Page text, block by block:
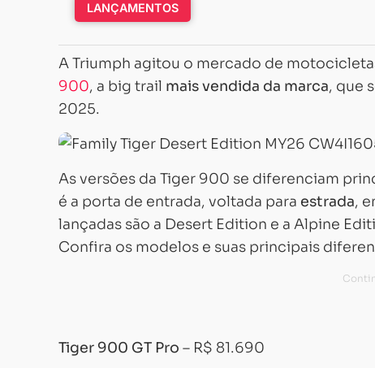
LANÇAMENTOS
A Triumph agitou o mercado de
900, a big trail mais vendida da marca, que
2025.
As versões da Tiger 900 se diferenciam
é a porta de entrada, voltada para estrada,
lançadas são a Desert Edition e a Alpine
Confira os modelos e suas principais
Tiger 900 GT Pro – R$ 81.690